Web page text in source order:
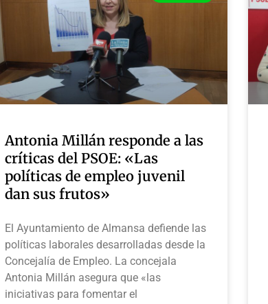
Antonia Millán responde a las
críticas del PSOE: «Las
políticas de empleo juvenil
dan sus frutos»
El Ayuntamiento de Almansa defiende las
políticas laborales desarrolladas desde la
Concejalía de Empleo. La concejala
Antonia Millán asegura que «las
iniciativas para fomentar el